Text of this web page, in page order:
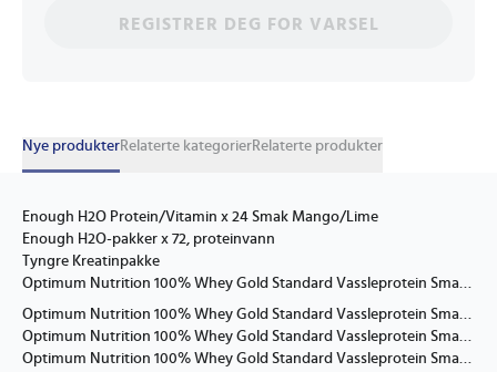
REGISTRER DEG FOR VARSEL
Nye produkterRelaterte kategorierRelaterte produkter
Enough H2O Protein/Vitamin x 24 Smak Mango/Lime
Enough H2O-pakker x 72, proteinvann
Tyngre Kreatinpakke
Optimum Nutrition 100% Whey Gold Standard Vassleprotein Smak Delicious Strawberry
Optimum Nutrition 100% Whey Gold Standard Vassleprotein Smak 2 kg Vanilla Ice Cream
Optimum Nutrition 100% Whey Gold Standard Vassleprotein Smak Banana
Optimum Nutrition 100% Whey Gold Standard Vassleprotein Smak Chocolate peanut butter